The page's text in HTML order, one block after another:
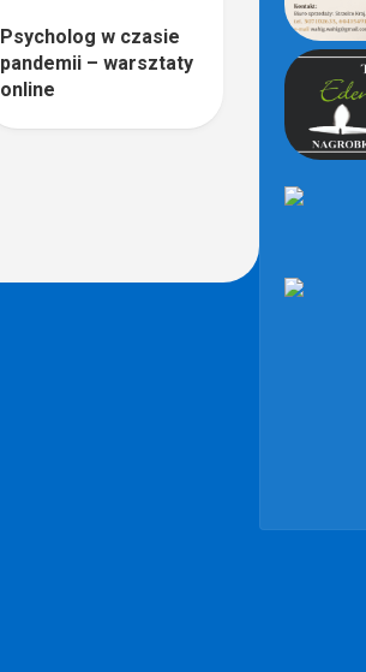
Psycholog w czasie
pandemii – warsztaty
online